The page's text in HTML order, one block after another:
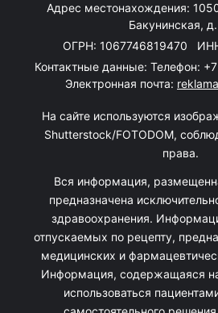
Адрес местонахождения:
Бакунинская, д.
ОГРН: 1067746819470
Контактные данные: Телефон:
Электронная почта:
На сайте используются
Shutterstock/FOTODOM,
права.
Вся информация,
предназначена
здравоохранения.
отпускаемых по рецепту,
медицинских и
Информация, содержащаяся
использоваться